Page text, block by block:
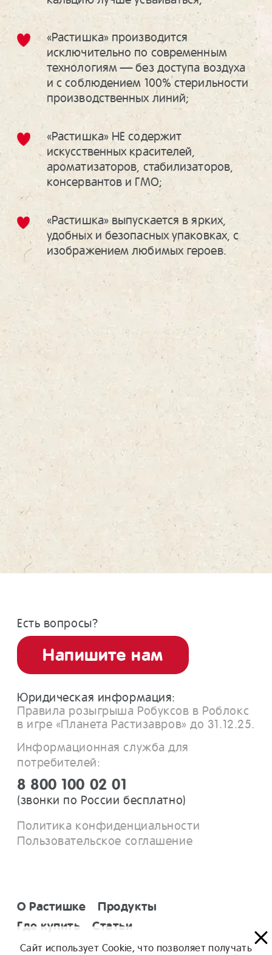
«Растишка» производится
исключительно по современным
технологиям — без доступа воздуха
и с соблюдением 100% стерильности
производственных линий;
«Растишка» НЕ содержит
искусственных красителей,
ароматизаторов, стабилизаторов,
консервантов и ГМО;
«Растишка» выпускается в ярких,
удобных и безопасных упаковках, с
изображением любимых героев.
Есть вопросы?
Напишите нам
Юридическая информация:
Правила розыгрыша Робуксов в Роблокс
в игре «Планета Растизавров» до 31.12.25.
Информационная служба для
потребителей:
8 800 100 02 01
(звонки по России бесплатно)
Политика конфиденциальности
Пользовательское соглашение
О Растишке
Продукты
Где купить
Статьи
Сайт использует Cookie, что позволяет получать